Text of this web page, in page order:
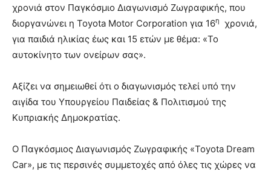
χρονιά στον Παγκόσμιο Διαγωνισμό Ζωγραφικής, που
διοργανώνει η Toyota Motor Corporation για 16η
χρονιά,
για παιδιά ηλικίας έως και 15 ετών με θέμα: «To
αυτοκίνητο των ονείρων σας».
Αξίζει να σημειωθεί ότι ο διαγωνισμός τελεί υπό την
αιγίδα του Υπουργείου Παιδείας & Πολιτισμού της
Κυπριακής Δημοκρατίας.
Ο Παγκόσμιος Διαγωνισμός Ζωγραφικής «Toyota Dream
Car», με τις περσινές συμμετοχές από όλες τις χώρες να